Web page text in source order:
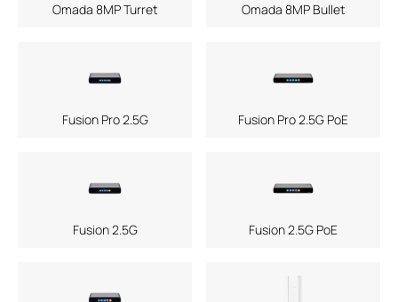
Omada 8MP Turret Omada 8MP Bullet
Fusion Pro 2.5G Fusion Pro 2.5G PoE
Fusion 2.5G Fusion 2.5G PoE